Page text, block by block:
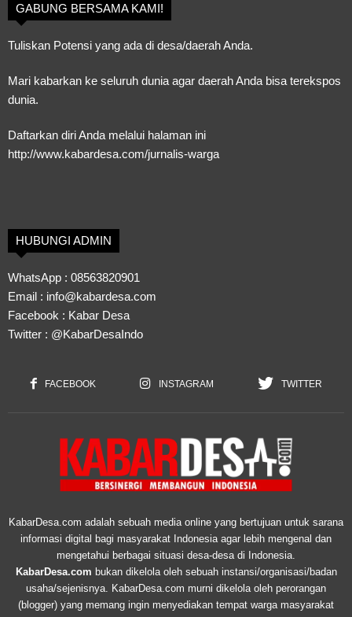
GABUNG BERSAMA KAMI!
Tuliskan Potensi yang ada di desa/daerah Anda.
Mari kabarkan ke seluruh dunia agar daerah Anda bisa terekspos
dunia.
Daftarkan diri Anda melalui halaman ini
http://www.kabardesa.com/jurnalis-warga
HUBUNGI ADMIN
WhatsApp : 08563820901
Email : info@kabardesa.com
Facebook : Kabar Desa
Twitter : @KabarDesaIndo
FACEBOOK INSTAGRAM TWITTER
KabarDesa.com adalah sebuah media online yang bertujuan untuk sarana
informasi digital bagi masyarakat Indonesia agar lebih mengenal dan
mengetahui berbagai situasi desa-desa di Indonesia.
KabarDesa.com bukan dikelola oleh sebuah instansi/organisasi/badan
usaha/sejenisnya. KabarDesa.com murni dikelola oleh perorangan
(blogger) yang memang ingin menyediakan tempat warga masyarakat